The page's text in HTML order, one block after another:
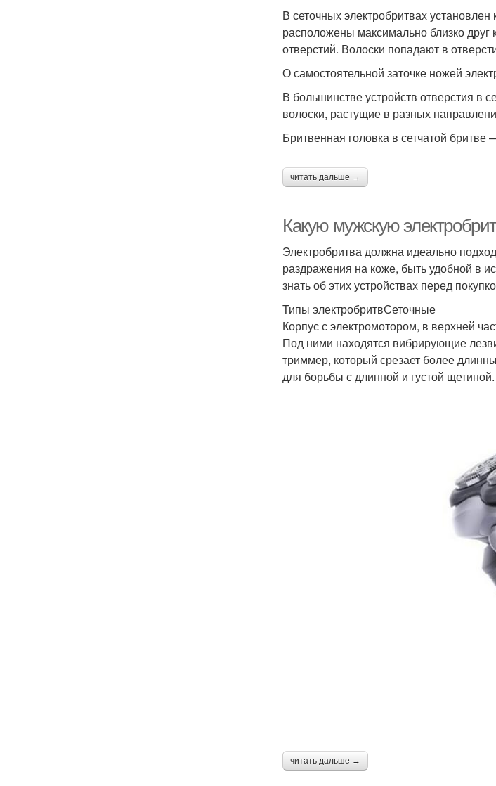
В сеточных электробритвах
расположены максимально близко
отверстий. Волоски попадают в
О самостоятельной заточке ножей
В большинстве устройств отверстия в
волоски, растущие в разных
Бритвенная головка в сетчатой
читать дальше →
Какую мужскую
Электробритва должна идеально
раздражения на коже, быть удобной в
знать об этих устройствах перед
Типы электробритвСеточные
Корпус с электромотором, в верхней
Под ними находятся вибрирующие
триммер, который срезает более
для борьбы с длинной и густой щетиной.
читать дальше →